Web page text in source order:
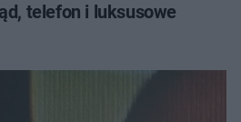
telefon i luksusowe